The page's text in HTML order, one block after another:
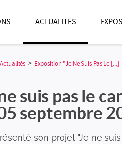
ACTUALITÉS EXPOS
Actualités > Exposition "Je Ne Suis Pas Le [...]
suis pas le
septembre
son projet "Je ne